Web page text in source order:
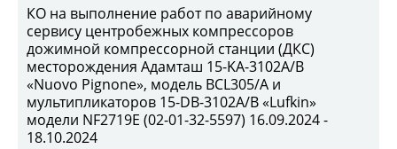
КО на выполнение работ по аварийному
сервису центробежных компрессоров
дожимной компрессорной станции (ДКС)
месторождения Адамташ 15-KA-3102А/В
«Nuovo Pignone», модель BCL305/A и
мультипликаторов 15-DB-3102A/B «Lufkin»
модели NF2719Е (02-01-32-5597) 16.09.2024 -
18.10.2024